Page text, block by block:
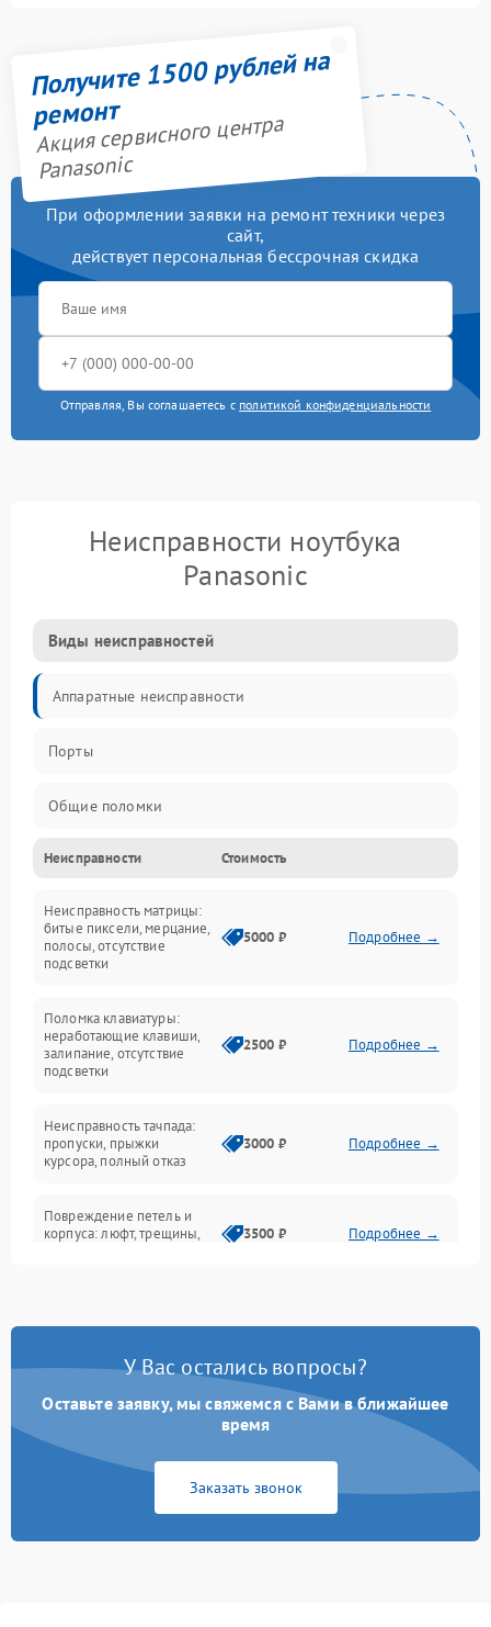
Получите 1500 рублей на
ремонт
Акция сервисного центра
Panasonic
При оформлении заявки на ремонт техники через
сайт,
действует персональная бессрочная скидка
Отправляя, Вы соглашаетесь с политикой конфиденциальности
Неисправности ноутбука
Panasonic
Виды неисправностей
Аппаратные неисправности
Порты
Общие поломки
Устройства
Программные ошибки
Электрические и системные сбои
Интерфейсные проблемы
Батарея
Сеть и интернет
Неисправности Стоимость
Неисправность матрицы:
битые пиксели, мерцание,
полосы, отсутствие
подсветки
5000 ₽ Подробнее →
Поломка клавиатуры:
неработающие клавиши,
залипание, отсутствие
подсветки
2500 ₽ Подробнее →
Неисправность тачпада:
пропуски, прыжки
курсора, полный отказ
3000 ₽ Подробнее →
Повреждение петель и
корпуса: люфт, трещины,
3500 ₽ Подробнее →
быстрая разрядка,
2500 ₽ Подробнее →
Неисправность зарядного
питания
2000 ₽ Подробнее →
неисправности кулера
У Вас остались вопросы?
Оставьте заявку, мы свяжемся с Вами в ближайшее
время
Заказать звонок